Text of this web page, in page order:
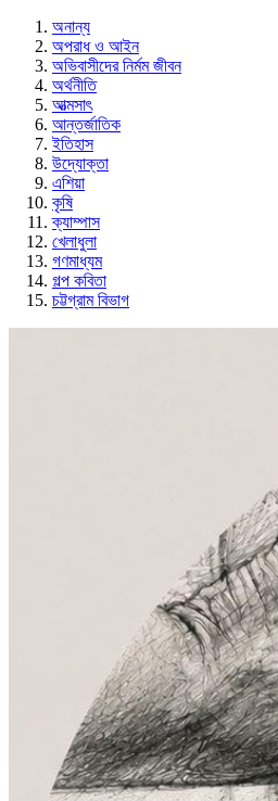
অনান্য
অপরাধ ও আইন
অভিবাসীদের নির্মম জীবন
অর্থনীতি
আত্মসাৎ
আন্তর্জাতিক
ইতিহাস
উদ্যোক্তা
এশিয়া
কৃষি
ক্যাম্পাস
খেলাধুলা
গণমাধ্যম
গল্প ক‌বিতা
চট্টগ্রাম বিভাগ